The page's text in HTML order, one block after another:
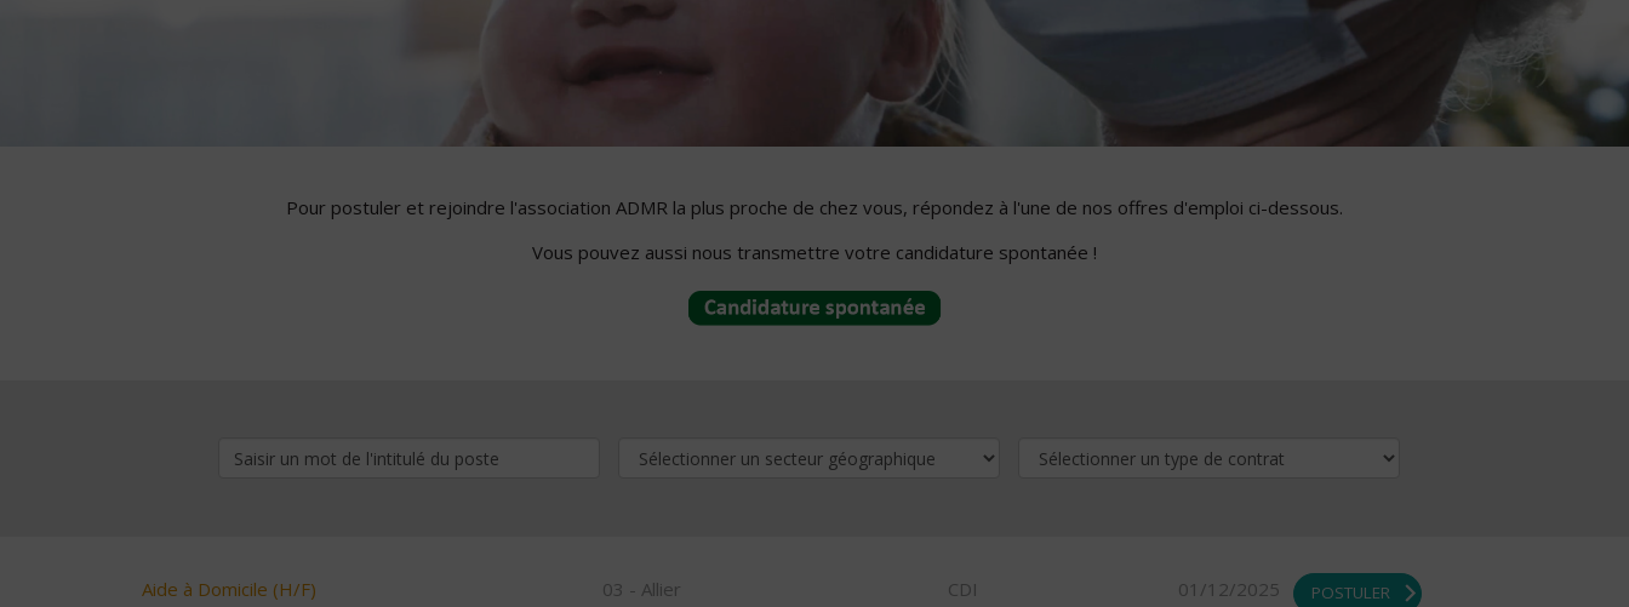
Pour postuler et rejoindre l'association ADMR la plus proche de chez vous, répondez à l'une de nos offres d'emploi ci-dessous.
Vous pouvez aussi nous transmettre votre candidature spontanée !
Aide à Domicile (H/F) 03 - Allier CDI 01/12/2025 POSTULER